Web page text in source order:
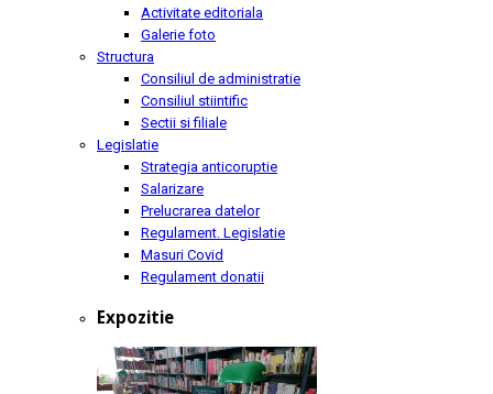
Activitate editoriala
Galerie foto
Structura
Consiliul de administratie
Consiliul stiintific
Sectii si filiale
Legislatie
Strategia anticoruptie
Salarizare
Prelucrarea datelor
Regulament. Legislatie
Masuri Covid
Regulament donatii
Expozitie